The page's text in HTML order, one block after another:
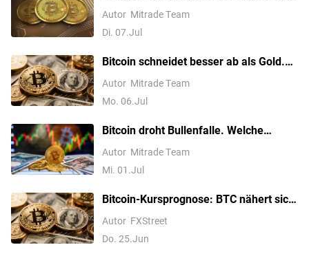
US-Präsident schlägt eine weitere
Bitcoin-Politik vor, nur eine weitere
Autor Mitrade Team
Di. 07.Jul
Bitcoin schneidet besser ab als Gold.
BTC-Kurs steigt den fünften Tag in
Folge und durchbricht 63.000 $, was ist
Autor Mitrade Team
Mo. 06.Jul
Bitcoin droht Bullenfalle. Welche
Signale werden nach dem raschen
Anstieg im Anschluss an den kurzen
Autor Mitrade Team
Mi. 01.Jul
Bitcoin-Kursprognose: BTC nähert sich
vor den US-PCE-Daten einem
Autor FXStreet
Do. 25.Jun